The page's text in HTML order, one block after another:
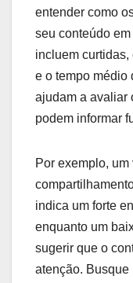
entender como
seu conteúdo
incluem
e o tempo médio
ajudam a avaliar
podem informar
Por exemplo,
indica um forte
enquanto um
sugerir que o
atenção.